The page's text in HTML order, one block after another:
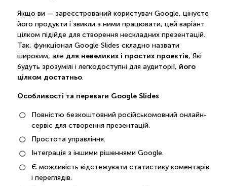
Якщо ви — зареєстрований користувач Google, цінуєте
його продукти і звикли з ними працювати, цей варіант
цілком підійде для створення нескладних презентацій.
Так, функціонал Google Slides складно назвати
широким, але для невеликих і простих проектів, Які
будуть зрозумілі і легкодоступні для аудиторії, його
цілком достатньо.
Особливості та переваги Google Slides
Повністю безкоштовний російськомовний онлайн-
сервіс для створення презентацій.
Простота управління.
Інтеграція з іншими рішеннями Google.
Є можливість відстежувати статистику коментарів
і переглядів.